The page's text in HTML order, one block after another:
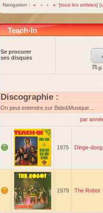
Navigation : « ‹ › » [tous les artistes] [
Teach-In
Se procurer
ses disques
My
Discographie :
On peut entendre sur Bide&Musique…
par
1975 Dinge-
1979 The Robot